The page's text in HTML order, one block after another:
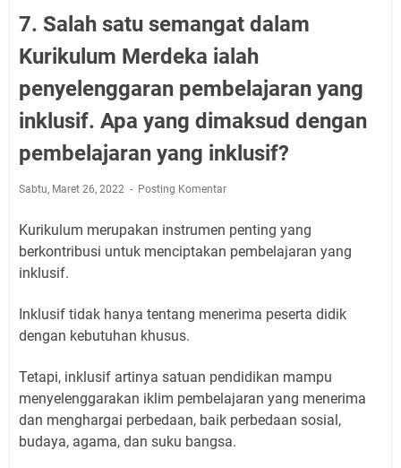
7. Salah satu semangat dalam
Kurikulum Merdeka ialah
penyelenggaran pembelajaran yang
inklusif. Apa yang dimaksud dengan
pembelajaran yang inklusif?
Sabtu, Maret 26, 2022 Posting Komentar
Kurikulum merupakan instrumen penting yang
berkontribusi untuk menciptakan pembelajaran yang
inklusif.
Inklusif tidak hanya tentang menerima peserta didik
dengan kebutuhan khusus.
Tetapi, inklusif artinya satuan pendidikan mampu
menyelenggarakan iklim pembelajaran yang menerima
dan menghargai perbedaan, baik perbedaan sosial,
budaya, agama, dan suku bangsa.